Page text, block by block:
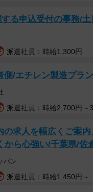
を解析した結果、「ル
に割り振られている「
い手口で犯行に及んで
込め詐欺への警戒が強
にお金を手に入れら
『この家を狙う』と
る申込受付の事務/
派遣社員：時給1,300円
側/エチレン製造プラ
派遣社員：時給2,700円～
の求人を幅広くご案
から心強い/千葉県/佐
パン
派遣社員：時給1,450円～